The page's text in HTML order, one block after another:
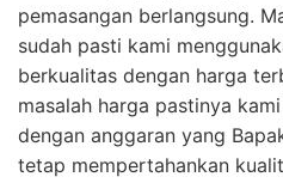
pemasangan berlangsung.
sudah pasti kami
berkualitas dengan harga
masalah harga pastinya
dengan anggaran yang
tetap mempertahankan